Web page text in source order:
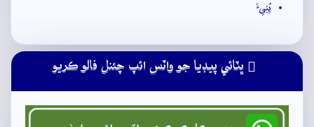
پُٺِيءَ
ڀٽائي پيڊيا جو واٽس ائپ چئنل فالو ڪريو